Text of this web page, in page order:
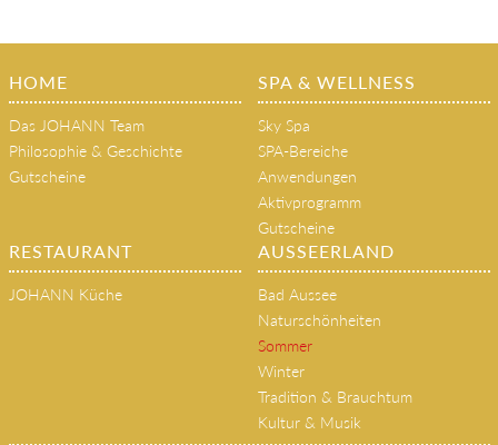
HOME
Das JOHANN Team
Philosophie & Geschichte
Gutscheine
SPA & WELLNESS
Sky Spa
SPA-Bereiche
Anwendungen
Aktivprogramm
Gutscheine
RESTAURANT
JOHANN Küche
AUSSEERLAND
Bad Aussee
Naturschönheiten
Sommer
Winter
Tradition & Brauchtum
Kultur & Musik